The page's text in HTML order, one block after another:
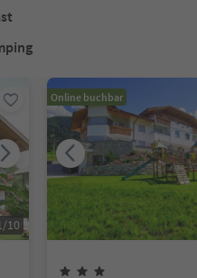
/10
Online buchbar